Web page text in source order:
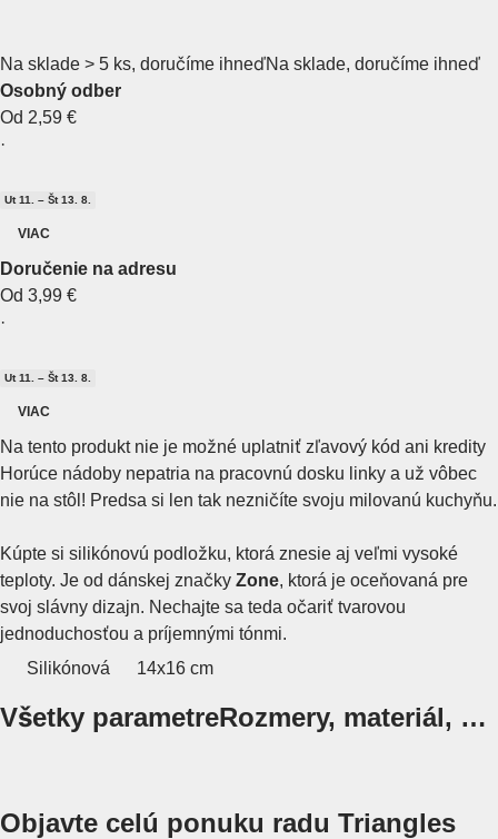
Na sklade > 5 ks, doručíme ihneďNa sklade, doručíme ihneď
Osobný odber
Od 2,59 €
·
Ut 11. – Št 13. 8.
VIAC
Doručenie na adresu
Od 3,99 €
·
Ut 11. – Št 13. 8.
VIAC
Na tento produkt nie je možné uplatniť zľavový kód ani kredity
Horúce nádoby nepatria na pracovnú dosku linky a už vôbec
nie na stôl! Predsa si len tak nezničíte svoju milovanú kuchyňu.
Kúpte si silikónovú podložku, ktorá znesie aj veľmi vysoké
teploty. Je od dánskej značky Zone, ktorá je oceňovaná pre
svoj slávny dizajn. Nechajte sa teda očariť tvarovou
jednoduchosťou a príjemnými tónmi.
Silikónová
14x16 cm
Všetky parametreRozmery, materiál, …
Objavte celú ponuku radu Triangles